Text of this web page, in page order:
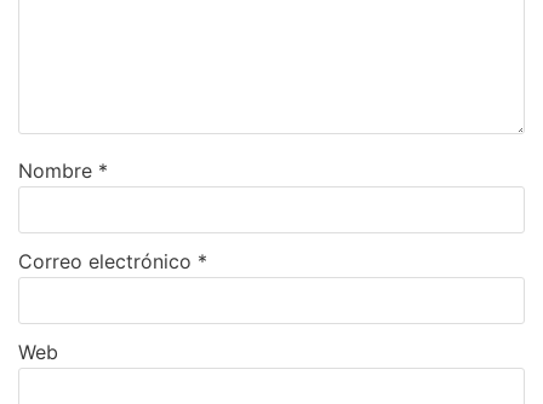
Nombre *
Correo electrónico *
Web